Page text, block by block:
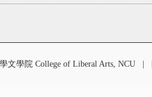
文學院 College of Liberal Arts, NCU |